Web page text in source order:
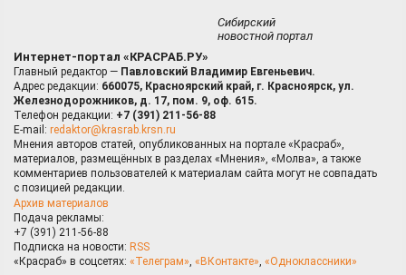
Сибирский
новостной портал
Интернет-портал «КРАСРАБ.РУ»
Главный редактор — Павловский Владимир Евгеньевич.
Адрес редакции: 660075, Красноярский край, г. Красноярск, ул.
Железнодорожников, д. 17, пом. 9, оф. 615.
Телефон редакции: +7 (391) 211-56-88
E-mail: redaktor@krasrab.krsn.ru
Мнения авторов статей, опубликованных на портале «Красраб»,
материалов, размещённых в разделах «Мнения», «Молва», а также
комментариев пользователей к материалам сайта могут не совпадать
с позицией редакции.
Архив материалов
Подача рекламы:
+7 (391) 211-56-88
Подписка на новости: RSS
«Красраб» в соцсетях: «Телеграм», «ВКонтакте», «Одноклассники»